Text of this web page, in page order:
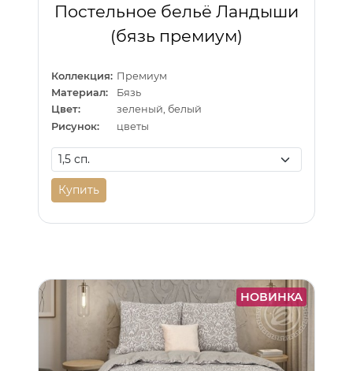
Постельное бельё Ландыши
(бязь премиум)
Коллекция: Премиум
Материал:
Бязь
Цвет:
зеленый, белый
Рисунок:
цветы
Купить
НОВИНКА